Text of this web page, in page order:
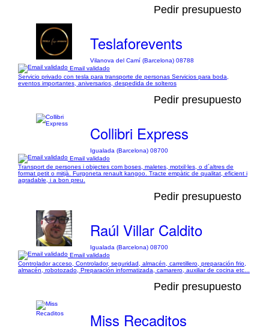
Pedir presupuesto
Teslaforevents
Vilanova del Camí (Barcelona) 08788
Email validado
Servicio privado con tesla para transporte de personas Servicios para boda,
eventos importantes, aniversarios, despedida de solteros
Pedir presupuesto
Collibri Express
Igualada (Barcelona) 08700
Email validado
Transport de persones i objectes com boses, maletes, motxil·les, o d´altres de
format petit o mitjà. Furgoneta renault kangoo. Tracte empàtic de qualitat, eficient i
agradable, i a bon preu.
Pedir presupuesto
Raúl Villar Caldito
Igualada (Barcelona) 08700
Email validado
Controlador acceso, Controlador, seguridad, almacén, carretillero, preparación frio,
almacén, robotozado, Preparación informatizada, camarero, auxiliar de cocina etc...
Pedir presupuesto
Miss Recaditos